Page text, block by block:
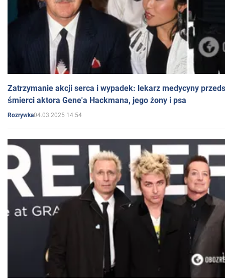
Zatrzymanie akcji serca i wypadek: lekarz medycyny
śmierci aktora Gene'a Hackmana, jego żony i psa
Rozrywka04.03.2025 14:54